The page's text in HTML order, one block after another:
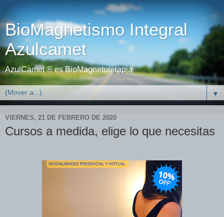
BioMagnetismo Integral
Azulcamet
AzulCamet ® es BioMagnetoterapia
▼
VIERNES, 21 DE FEBRERO DE 2020
Cursos a medida, elige lo que necesitas